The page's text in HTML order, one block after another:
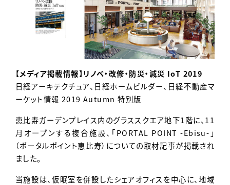
【メディア掲載情報】リノベ・改修・防災・減災 IoT 2019
日経アーキテクチュア、日経ホームビルダー、日経不動産マ
ーケット情報 2019 Autumn 特別版
恵比寿ガーデンプレイス内のグラススクエア地下1階に、11
月オープンする複合施設、「PORTAL POINT -Ebisu-」
（ポータルポイント恵比寿）についての取材記事が掲載され
ました。
当施設は、仮眠室を併設したシェアオフィスを中心に、地域